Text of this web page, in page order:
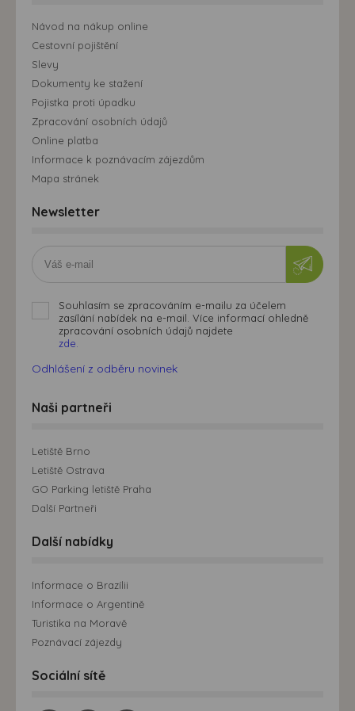
Návod na nákup online
Cestovní pojištění
Slevy
Dokumenty ke stažení
Pojistka proti úpadku
Zpracování osobních údajů
Online platba
Informace k poznávacím zájezdům
Mapa stránek
Newsletter
Souhlasím se zpracováním e-mailu za účelem
zasílání nabídek na e-mail. Více informací ohledně
zpracování osobních údajů najdete
zde.
Odhlášení z odběru novinek
Naši partneři
Letiště Brno
Letiště Ostrava
GO Parking letiště Praha
Další Partneři
Další nabídky
Informace o Brazílii
Informace o Argentině
Turistika na Moravě
Poznávací zájezdy
Sociální sítě